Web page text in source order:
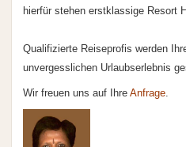
hierfür stehen erstklassige Resort
Qualifizierte Reiseprofis werden
unvergesslichen Urlaubserlebnis
Wir freuen uns auf Ihre Anfrage.